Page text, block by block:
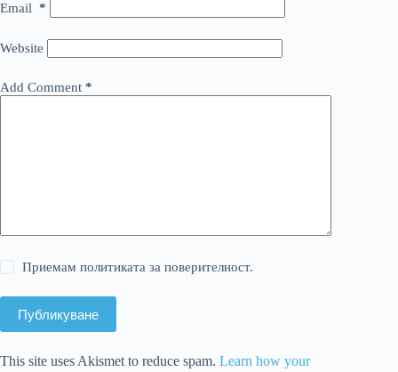
Email *
Website
Add Comment *
Приемам политиката за поверителност.
Публикуване
This site uses Akismet to reduce spam. Learn how your